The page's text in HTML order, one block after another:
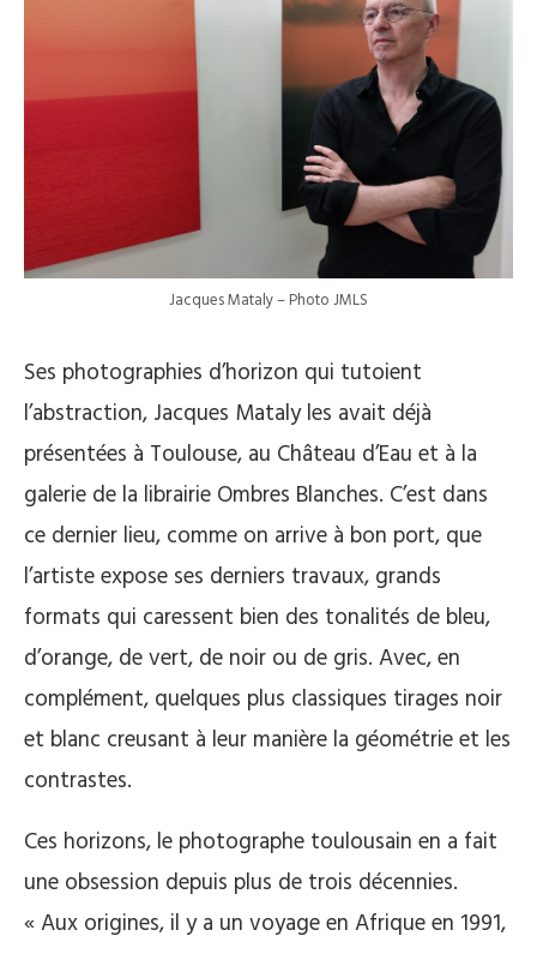
Jacques Mataly – Photo JMLS
Ses photographies d’horizon qui tutoient
l’abstraction, Jacques Mataly les avait déjà
présentées à Toulouse, au Château d’Eau et à la
galerie de la librairie Ombres Blanches. C’est dans
ce dernier lieu, comme on arrive à bon port, que
l’artiste expose ses derniers travaux, grands
formats qui caressent bien des tonalités de bleu,
d’orange, de vert, de noir ou de gris. Avec, en
complément, quelques plus classiques tirages noir
et blanc creusant à leur manière la géométrie et les
contrastes.
Ces horizons, le photographe toulousain en a fait
une obsession depuis plus de trois décennies.
« Aux origines, il y a un voyage en Afrique en 1991,